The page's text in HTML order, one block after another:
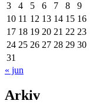
3
4 5 6 7 8
9
10 11 12 13 14 15 16
17 18 19 20 21 22 23
24 25 26 27 28 29 30
31
« jun
Arkiv